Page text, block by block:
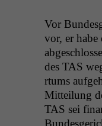
Vor
vor, er habe
des TAS
rtums
Mit­teilung
TAS sei